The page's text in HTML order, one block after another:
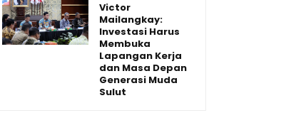
Victor
Mailangkay:
Investasi Harus
Membuka
Lapangan Kerja
dan Masa Depan
Generasi Muda
Sulut